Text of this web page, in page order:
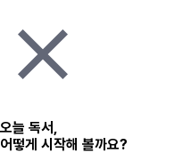
오늘 독서,
어떻게 시작해 볼까요?